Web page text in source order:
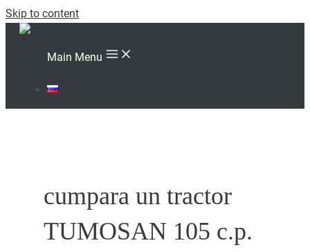
Skip to content
Main Menu
cumpara un tractor
TUMOSAN 105 c.p.